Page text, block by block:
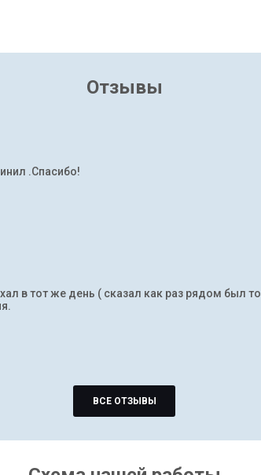
Отзывы
.Спасибо!
в тот же день ( сказал как раз рядом был
ВСЕ ОТЗЫВЫ